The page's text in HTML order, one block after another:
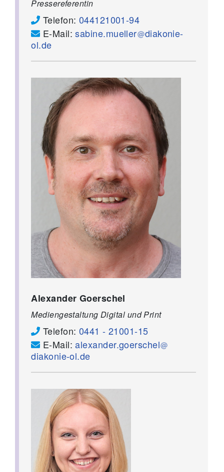
Pressereferentin
Telefon: 044121001-94
E-Mail:sabine.mueller
diakonie-
ol.de
Alexander Goerschel
Mediengestaltung Digital und Print
Telefon: 0441 - 21001-15
E-Mail:alexander.goerschel
diakonie-ol.de